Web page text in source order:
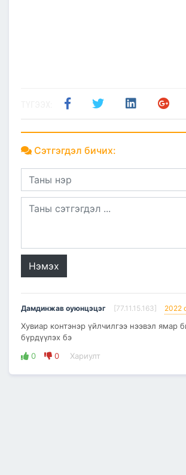
Сэтгэгдэл бичих:
Нэмэх
Дамдинжав оуюнцэцэг [77.11.15.163] 2022
Хувиар контэнэр үйлчилгээ нээвэл ямар
бүрдүүлэх бэ
0
0 Хариулт